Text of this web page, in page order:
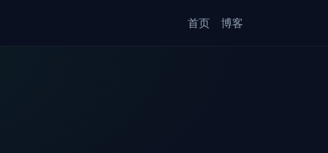
首页 博客